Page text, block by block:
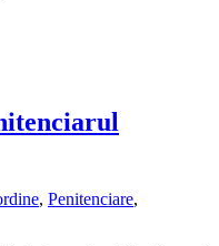
, Penitenciare,